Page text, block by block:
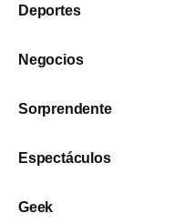
Deportes
Negocios
Sorprendente
Espectáculos
Geek